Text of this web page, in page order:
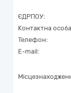
ЄДРПОУ:
Контактна
Телефон:
E-mail: